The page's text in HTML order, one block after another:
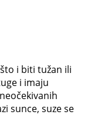
i biti tužan ili
i imaju
sunce, suze se